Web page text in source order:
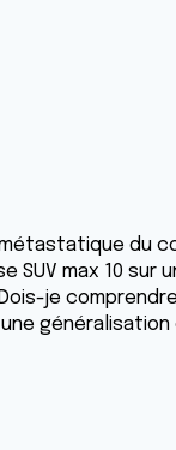
du
max 10 sur
je
généralisation